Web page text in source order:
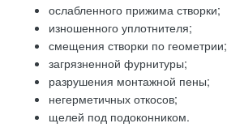
ослабленного прижима створки;
изношенного уплотнителя;
смещения створки по геометрии;
загрязненной фурнитуры;
разрушения монтажной пены;
негерметичных откосов;
щелей под подоконником.